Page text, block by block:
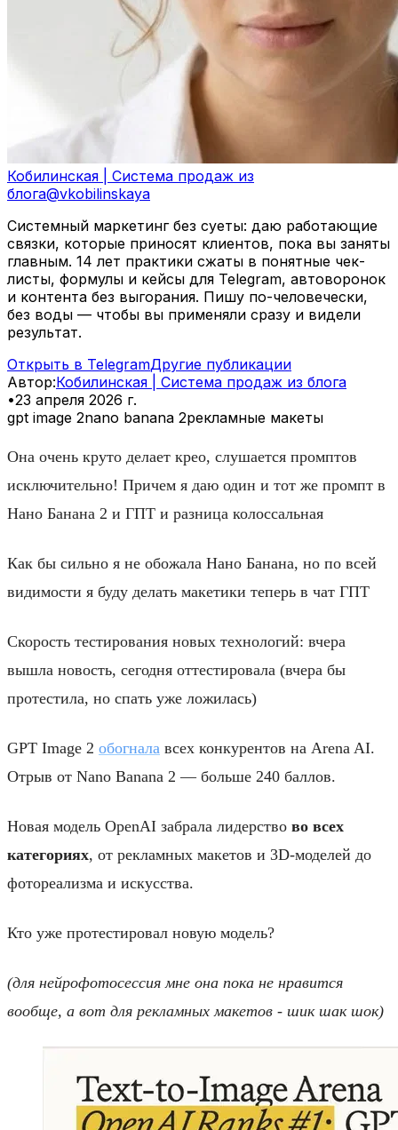
Кобилинская | Система продаж из
блога@vkobilinskaya
Системный маркетинг без суеты: даю работающие
связки, которые приносят клиентов, пока вы заняты
главным. 14 лет практики сжаты в понятные чек-
листы, формулы и кейсы для Telegram, автоворонок
и контента без выгорания. Пишу по-человечески,
без воды — чтобы вы применяли сразу и видели
результат.
Открыть в TelegramДругие публикации
Автор:Кобилинская | Система продаж из блога
•23 апреля 2026 г.
gpt image 2nano banana 2рекламные макеты
Она очень круто делает крео, слушается промптов
исключительно! Причем я даю один и тот же промпт в
Нано Банана 2 и ГПТ и разница колоссальная
Как бы сильно я не обожала Нано Банана, но по всей
видимости я буду делать макетики теперь в чат ГПТ
Скорость тестирования новых технологий: вчера
вышла новость, сегодня оттестировала (вчера бы
протестила, но спать уже ложилась)
GPT Image 2 обогнала всех конкурентов на Arena AI.
Отрыв от Nano Banana 2 — больше 240 баллов.
Новая модель OpenAI забрала лидерство во всех
категориях, от рекламных макетов и 3D-моделей до
фотореализма и искусства.
Кто уже протестировал новую модель?
(для нейрофотосессия мне она пока не нравится
вообще, а вот для рекламных макетов - шик шак шок)